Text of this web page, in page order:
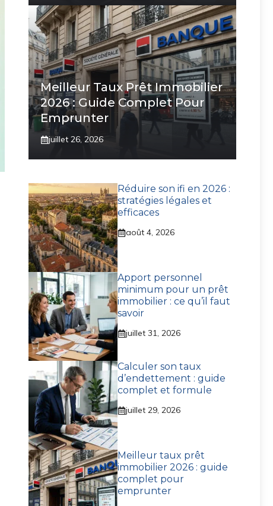
Meilleur Taux Prêt Immobilier
2026 : Guide Complet Pour
Emprunter
juillet 26, 2026
Réduire son ifi en 2026 :
stratégies légales et
efficaces
août 4, 2026
Apport personnel
minimum pour un prêt
immobilier : ce qu’il faut
savoir
juillet 31, 2026
Calculer son taux
d’endettement : guide
complet et formule
juillet 29, 2026
Meilleur taux prêt
immobilier 2026 : guide
complet pour
emprunter